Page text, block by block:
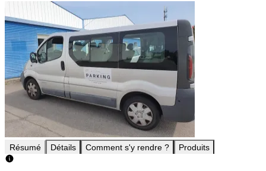
Résumé Détails Comment s'y rendre ? Produits